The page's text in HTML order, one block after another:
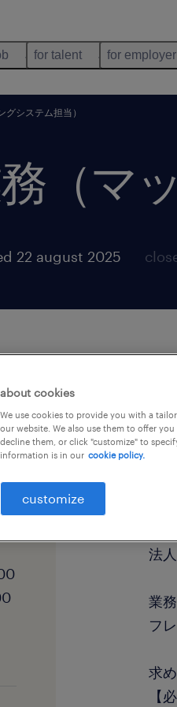
for talent for employer
システム担当）
（マ
22 august 2025
社
法
業
フ
求
【
about cookies
We use cookies to provide you with a
our website. We also use them to offer
decline them, or click "customize" to
information is in our cookie policy.
customize